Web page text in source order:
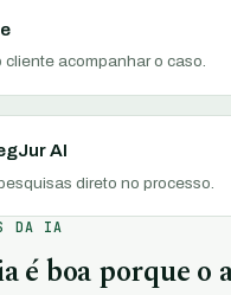
acompanhar o caso.
AI
direto no processo.
DA IA
é boa porque o